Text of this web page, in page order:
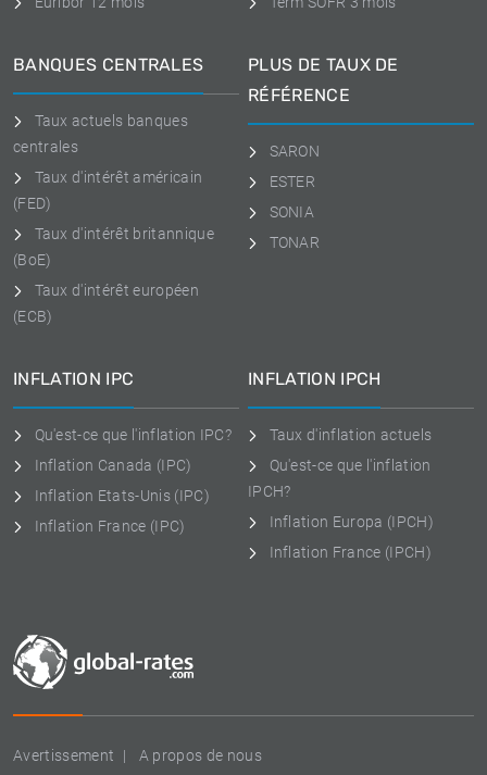
Avertissement A propos de nous
BANQUES CENTRALES
Taux actuels banques
centrales
Taux d'intérêt américain
(FED)
Taux d'intérêt britannique
(BoE)
Taux d'intérêt européen
(ECB)
PLUS DE TAUX DE
RÉFÉRENCE
SARON
ESTER
SONIA
TONAR
INFLATION IPC
Qu'est-ce que l'inflation IPC?
Inflation Canada (IPC)
Inflation Etats-Unis (IPC)
Inflation France (IPC)
INFLATION IPCH
Taux d'inflation actuels
Qu'est-ce que l'inflation
IPCH?
Inflation Europa (IPCH)
Inflation France (IPCH)